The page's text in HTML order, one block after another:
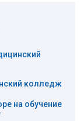
колледж
на обучение